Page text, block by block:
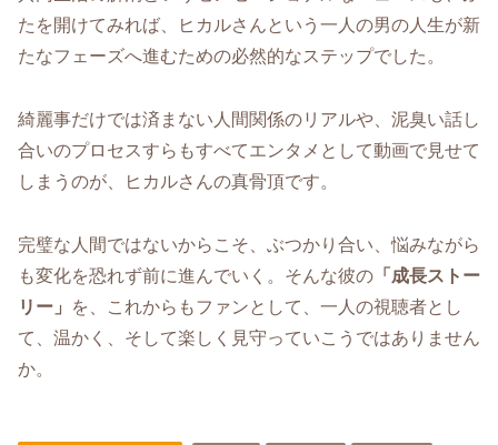
たを開けてみれば、ヒカルさんという一人の男の人生が新
たなフェーズへ進むための必然的なステップでした。
綺麗事だけでは済まない人間関係のリアルや、泥臭い話し
合いのプロセスすらもすべてエンタメとして動画で見せて
しまうのが、ヒカルさんの真骨頂です。
完璧な人間ではないからこそ、ぶつかり合い、悩みながら
も変化を恐れず前に進んでいく。そんな彼の 「成長ストー
リー」
を、これからもファンとして、一人の視聴者とし
て、温かく、そして楽しく見守っていこうではありません
か。